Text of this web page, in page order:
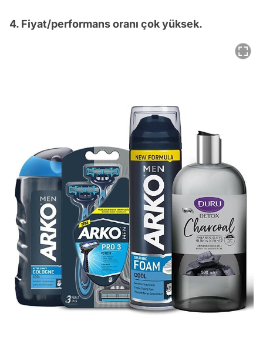
4. Fiyat/performans oranı çok yüksek.